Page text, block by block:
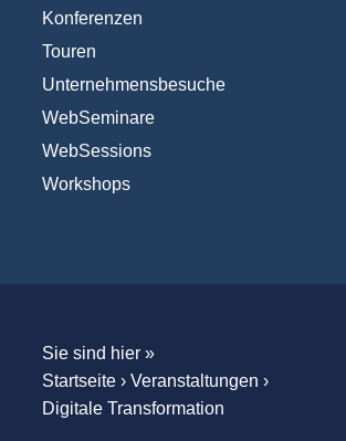
Konferenzen
Touren
Unternehmensbesuche
WebSeminare
WebSessions
Workshops
Sie sind hier »
Startseite› Veranstaltungen ›
Digitale Transformation